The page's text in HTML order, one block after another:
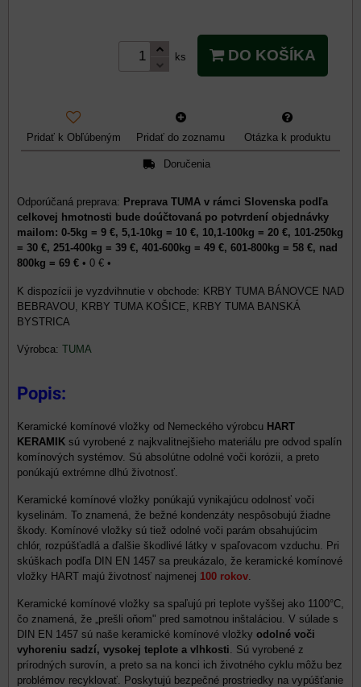
ks DO KOŠÍKA
Pridať k Obľúbeným Pridať do zoznamu Otázka k produktu
Doručenia
Preprava TUMA v rámci Slovenska podľa
celkovej hmotnosti bude doúčtovaná po potvrdení objednávky
mailom: 0-5kg = 9 €, 5,1-10kg = 10 €, 10,1-100kg = 20 €, 101-250kg
= 30 €, 251-400kg = 39 €, 401-600kg = 49 €, 601-800kg = 58 €, nad
800kg = 69 € • 0 € •
KRBY TUMA BÁNOVCE NAD
BEBRAVOU, KRBY TUMA KOŠICE, KRBY TUMA BANSKÁ
BYSTRICA
Výrobca: TUMA
Popis:
Keramické komínové vložky od Nemeckého výrobcu HART
KERAMIK sú vyrobené z najkvalitnejšieho materiálu pre odvod spalín
komínových systémov. Sú absolútne odolné voči korózii, a preto
ponúkajú extrémne dlhú životnosť.
Keramické komínové vložky ponúkajú vynikajúcu odolnosť voči
kyselinám. To znamená, že bežné kondenzáty nespôsobujú žiadne
škody. Komínové vložky sú tiež odolné voči parám obsahujúcim
chlór, rozpúšťadlá a ďalšie škodlivé látky v spaľovacom vzduchu. Pri
skúškach podľa DIN EN 1457 sa preukázalo, že keramické komínové
vložky HART majú životnosť najmenej 100 rokov
Keramické komínové vložky sa spaľujú pri teplote vyššej ako 1100°C,
čo znamená, že „prešli oňom" pred samotnou inštaláciou. V súlade s
DIN EN 1457 sú naše keramické komínové vložky odolné voči
vyhoreniu sadzí, vysokej teplote a vlhkosti . Sú vyrobené z
prírodných surovín, a preto sa na konci ich životného cyklu môžu bez
problémov recyklovať. Poskytujú bezpečné prostriedky na vypúšťanie